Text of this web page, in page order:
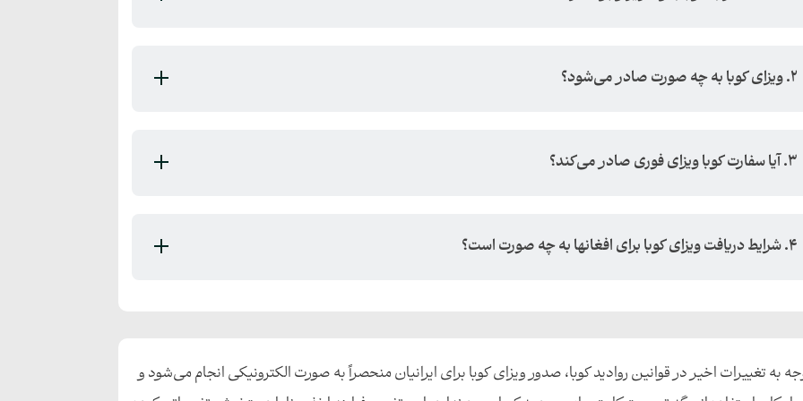
2. ویزای کوبا به چه صورت صادر می‌شود؟
3. آیا سفارت کوبا ویزای فوری صادر می‌کند؟
4. شرایط دریافت ویزای کوبا برای افغانها به چه صورت است؟
به تغییرات اخیر در قوانین روادید کوبا، صدور ویزای کوبا برای ایرانیان منحصراً به صورت الکترونیکی انجام می‌شود و